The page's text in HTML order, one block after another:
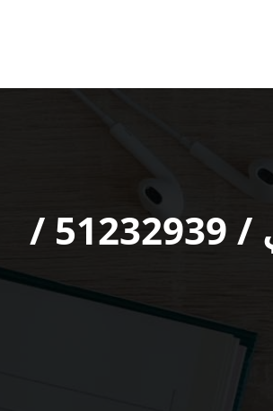
خدمة ميكانيكي سيارات اسطبلات الأحمدي / 51232939‬ /